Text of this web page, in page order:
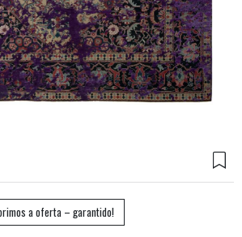
a oferta – garantido!